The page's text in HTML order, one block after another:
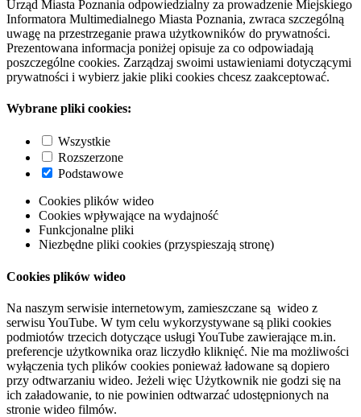
Urząd Miasta Poznania odpowiedzialny za prowadzenie Miejskiego
Informatora Multimedialnego Miasta Poznania, zwraca szczególną
uwagę na przestrzeganie prawa użytkowników do prywatności.
Prezentowana informacja poniżej opisuje za co odpowiadają
poszczególne cookies. Zarządzaj swoimi ustawieniami dotyczącymi
prywatności i wybierz jakie pliki cookies chcesz zaakceptować.
Wybrane pliki cookies:
Wszystkie
Rozszerzone
Podstawowe
Cookies plików wideo
Cookies wpływające na wydajność
Funkcjonalne pliki
Niezbędne pliki cookies (przyspieszają stronę)
Cookies plików wideo
Na naszym serwisie internetowym, zamieszczane są wideo z
serwisu YouTube. W tym celu wykorzystywane są pliki cookies
podmiotów trzecich dotyczące usługi YouTube zawierające m.in.
preferencje użytkownika oraz liczydło kliknięć. Nie ma możliwości
wyłączenia tych plików cookies ponieważ ładowane są dopiero
przy odtwarzaniu wideo. Jeżeli więc Użytkownik nie godzi się na
ich załadowanie, to nie powinien odtwarzać udostępnionych na
stronie wideo filmów.